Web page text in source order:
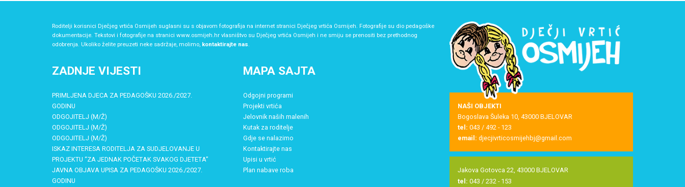
Roditelji korisnici Dječjeg vrtića Osmijeh suglasni su s objavom fotografija na internet stranici Dječjeg vrtića Osmijeh. Fotografije su dio pedagoške
dokumentacije. Tekstovi i fotografije na stranici www.osmijeh.hr vlasništvo su Dječjeg vrtića Osmijeh i ne smiju se prenositi bez prethodnog
odobrenja. Ukoliko želite preuzeti neke sadržaje, molimo, kontaktirajte nas.
ZADNJE VIJESTI
PRIMLJENA DJECA ZA PEDAGOŠKU 2026./2027.
GODINU
ODGOJITELJ (M/Ž)
ODGOJITELJ (M/Ž)
ODGOJITELJ (M/Ž)
ISKAZ INTERESA RODITELJA ZA SUDJELOVANJE U
PROJEKTU “ZA JEDNAK POČETAK SVAKOG DJETETA”
JAVNA OBJAVA UPISA ZA PEDAGOŠKU 2026./2027.
GODINU
MAPA SAJTA
Odgojni programi
Projekti vrtića
Jelovnik naših malenih
Kutak za roditelje
Gdje se nalazimo
Kontaktirajte nas
Upisi u vrtić
Plan nabave roba
NAŠI OBJEKTI
Bogoslava Šuleka 10, 43000 BJELOVAR
tel: 043 / 492 - 123
email: djecjivrticosmijehbj@gmail.com
Jakova Gotovca 22, 43000 BJELOVAR
tel: 043 / 232 - 153